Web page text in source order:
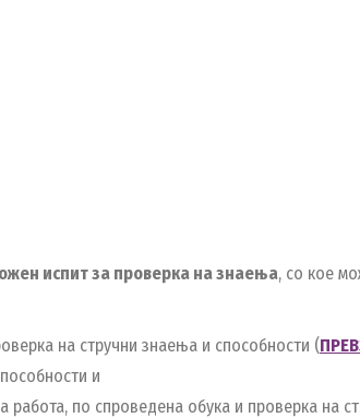
испит за проверка на знаења, со кое
на стручни знаења и способности (
и
по спроведена обука и проверка на